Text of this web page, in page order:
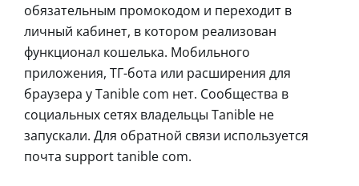
обязательным промокодом и переходит в
личный кабинет, в котором реализован
функционал кошелька. Мобильного
приложения, ТГ-бота или расширения для
браузера у Tanible com нет. Сообщества в
социальных сетях владельцы Tanible не
запускали. Для обратной связи используется
почта support tanible com.